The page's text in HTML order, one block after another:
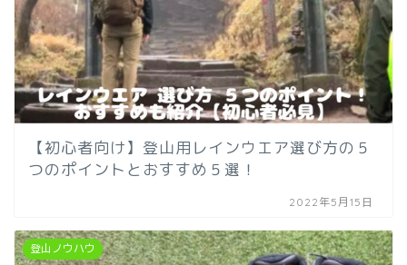
【初心者向け】登山用レインウエア選び方の５
つのポイントとおすすめ５選！
2022年5月15日
登山ノウハウ